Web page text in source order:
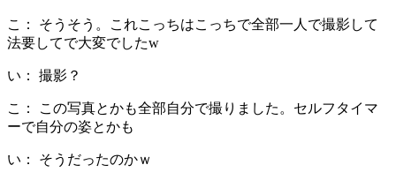
こ： そうそう。これこっちはこっちで全部一人で撮影して
法要してで大変でしたw
い： 撮影？
こ： この写真とかも全部自分で撮りました。セルフタイマ
ーで自分の姿とかも
い： そうだったのかｗ